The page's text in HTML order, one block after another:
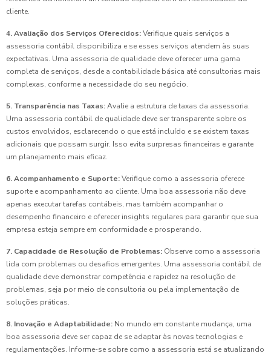
cliente.
4. Avaliação dos Serviços Oferecidos:Verifique quais serviços a
assessoria contábil disponibiliza e se esses serviços atendem às suas
expectativas. Uma assessoria de qualidade deve oferecer uma gama
completa de serviços, desde a contabilidade básica até consultorias mais
complexas, conforme a necessidade do seu negócio.
5. Transparência nas Taxas:Avalie a estrutura de taxas da assessoria.
Uma assessoria contábil de qualidade deve ser transparente sobre os
custos envolvidos, esclarecendo o que está incluído e se existem taxas
adicionais que possam surgir. Isso evita surpresas financeiras e garante
um planejamento mais eficaz.
6. Acompanhamento e Suporte:Verifique como a assessoria oferece
suporte e acompanhamento ao cliente. Uma boa assessoria não deve
apenas executar tarefas contábeis, mas também acompanhar o
desempenho financeiro e oferecer insights regulares para garantir que sua
empresa esteja sempre em conformidade e prosperando.
7. Capacidade de Resolução de Problemas: Observe como a assessoria
lida com problemas ou desafios emergentes. Uma assessoria contábil de
qualidade deve demonstrar competência e rapidez na resolução de
problemas, seja por meio de consultoria ou pela implementação de
soluções práticas.
8. Inovação e Adaptabilidade: No mundo em constante mudança, uma
boa assessoria deve ser capaz de se adaptar às novas tecnologias e
regulamentações. Informe-se sobre como a assessoria está se atualizando